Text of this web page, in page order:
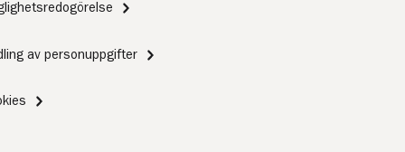
av personuppgifter